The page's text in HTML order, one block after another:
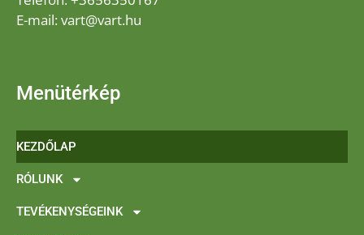
E-mail: vart@vart.hu
Menütérkép
KEZDŐLAP
RÓLUNK
TEVÉKENYSÉGEINK